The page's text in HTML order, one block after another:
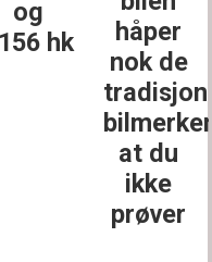
og
hk
håper
nok de
at du
ikke
prøver